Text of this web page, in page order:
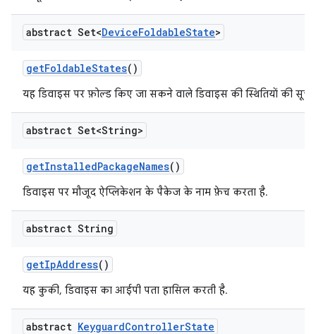
abstract Set<DeviceFoldableState>
getFoldableStates()
यह डिवाइस पर फ़ोल्ड किए जा सकने वाले डिवाइस की स्थितियों की सूची
abstract Set<String>
getInstalledPackageNames()
डिवाइस पर मौजूद ऐप्लिकेशन के पैकेज के नाम फ़ेच करता है.
abstract String
getIpAddress()
यह कुकी, डिवाइस का आईपी पता हासिल करती है.
abstract KeyguardControllerState